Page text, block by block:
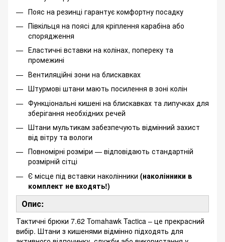
Пояс на резинці гарантує комфортну посадку
Півкільця на поясі для кріплення карабіна або
спорядження
Еластичні вставки на колінах, попереку та
промежині
Вентиляційні зони на блискавках
Штурмові штани мають посилення в зоні колін
Функціональні кишені на блискавках та липучках для
зберігання необхідних речей
Штани мультикам забезпечують відмінний захист
від вітру та вологи
Повномірні розміри — відповідають стандартній
розмірній сітці
Є місце під вставки наколінники (наколінники в
комплект не входять!)
Опис:
Тактичні брюки 7.62 Tomahawk Tactica – це прекрасний
вибір. Штани з кишенями відмінно підходять для